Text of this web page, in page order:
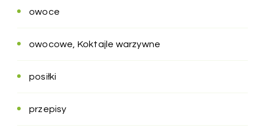
owoce
owocowe, Koktajle warzywne
posiłki
przepisy